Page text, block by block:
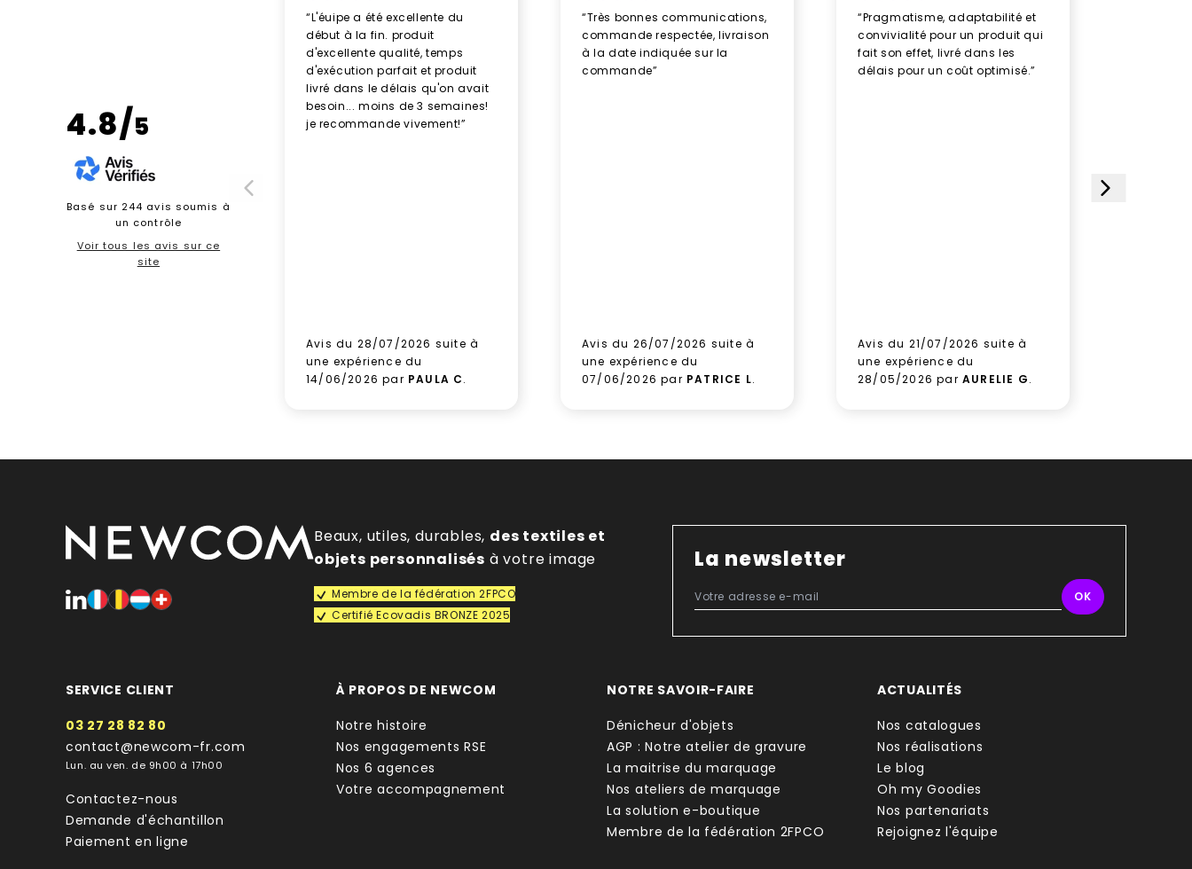
4.8/5
Basé sur 244 avis soumis à
un contrôle
Voir tous les avis sur ce
site
“L'éuipe a été excellente du
début à la fin. produit
d'excellente qualité, temps
d'exécution parfait et produit
livré dans le délais qu'on avait
besoin... moins de 3 semaines!
je recommande vivement!”
Avis du 28/07/2026 suite à
une expérience du
14/06/2026 par PAULA C.
“Très bonnes communications,
commande respectée, livraison
à la date indiquée sur la
commande”
Avis du 26/07/2026 suite à
une expérience du
07/06/2026 par PATRICE L.
“Pragmatisme, adaptabilité et
convivialité pour un produit qui
fait son effet, livré dans les
délais pour un coût optimisé.”
Avis du 21/07/2026 suite à
une expérience du
28/05/2026 par AURELIE G.
Beaux, utiles, durables, des textiles et
objets personnalisés à votre image
Membre de la fédération 2FPCO
Certifié Ecovadis BRONZE 2025
La newsletter
SERVICE CLIENT
03 27 28 82 80
contact@newcom-fr.com
Lun. au ven. de 9h00 à 17h00
Contactez-nous
Demande d'échantillon
Paiement en ligne
À PROPOS DE NEWCOM
Notre histoire
Nos engagements RSE
Nos 6 agences
Votre accompagnement
NOTRE SAVOIR-FAIRE
Dénicheur d'objets
AGP : Notre atelier de gravure
La maitrise du marquage
Nos ateliers de marquage
La solution e-boutique
Membre de la fédération 2FPCO
ACTUALITÉS
Nos catalogues
Nos réalisations
Le blog
Oh my Goodies
Nos partenariats
Rejoignez l'équipe